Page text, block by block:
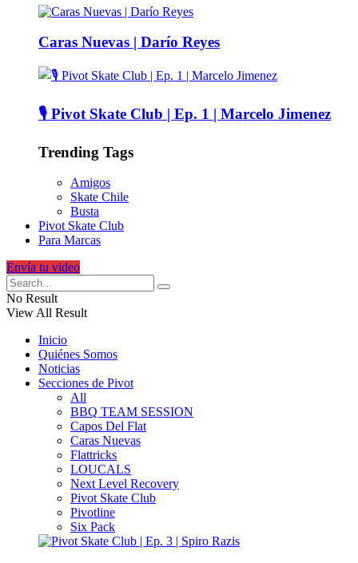
Caras Nuevas | Darío Reyes
🎙️ Pivot Skate Club | Ep. 1 | Marcelo Jimenez
Trending Tags
Amigos
Skate Chile
Busta
Pivot Skate Club
Para Marcas
Envía tu video
No Result
View All Result
Inicio
Quiénes Somos
Noticias
Secciones de Pivot
All
BBQ TEAM SESSION
Capos Del Flat
Caras Nuevas
Flattricks
LOUCALS
Next Level Recovery
Pivot Skate Club
Pivotline
Six Pack